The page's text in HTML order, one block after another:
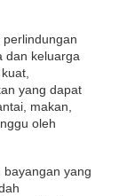
dan keluarga
yang dapat
makan,
oleh
bayangan yang